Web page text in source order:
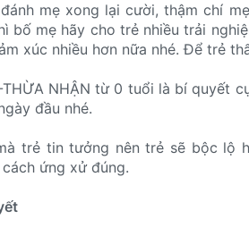
mẹ xong lại cười, thậm chí
bố mẹ hãy cho trẻ nhiều trải
xúc nhiều hơn nữa nhé. Để trẻ
THỪA NHẬN từ 0 tuổi là bí quyết
đầu nhé.
trẻ tin tưởng nên trẻ sẽ bộc lộ
ứng xử đúng.